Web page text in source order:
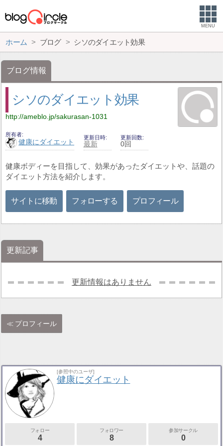
MENU
ホーム ブログ シソのダイエット効果
ブログ情報
シソのダイエット効果
http://ameblo.jp/sakurasan-1031
所有者
健康にダイエット
更新日時
最新
更新回数
0回
健康ボディーを目指して、効果があったダイエットや、話題の
ダイエット方法を紹介します。
サイトに移動 フォローする プロフィール
更新記事
更新情報はありません
プロフィール
[参照中のユーザ]
健康にダイエット
フォロー
4
フォロワー
8
参加サークル
0